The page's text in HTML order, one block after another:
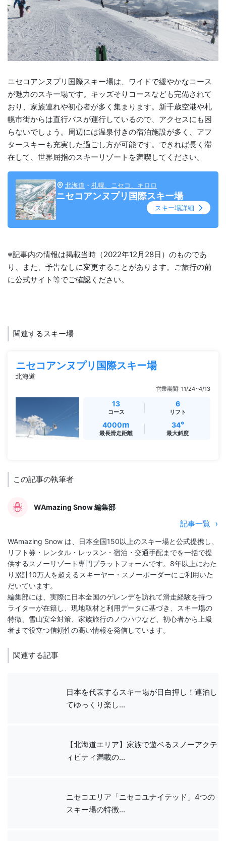
ニセコアンヌプリ国際スキー場は、ワイドで緩やかなコース
が魅力のスキー場です。キッズそりコースなども完備されて
おり、家族連れや初心者が多く集まります。新千歳空港や札
幌市街からは直行バスが運行しているので、アクセスにも困
らないでしょう。周辺には温泉付きの宿泊施設が多く、アフ
タースキーも充実した過ごし方が可能です。できれば長く滞
在して、世界屈指のスキーリゾートを満喫してください。
北海道 ・ 札幌、ニセコ、キロロ
ニセコアンヌプリ国際スキー場
スキー場詳細
※記事内の情報は掲載当時（2022年12月28日）のものであ
り、また、予告なしに変更することがあります。ご旅行の前
に公式サイト等でご確認ください。
関連するスキー場
ニセコアンヌプリ国際スキー場
北海道
営業期間: 11/24~4/13
13
コース
6
リフト
4000m
最長滑走距離
34°
最大斜度
この記事の執筆者
WAmazing Snow 編集部
記事一覧
WAmazing Snow は、日本全国150以上のスキー場と公式提携し、
リフト券・レンタル・レッスン・宿泊・交通手配までを一括で提
供するスノーリゾート専門プラットフォームです。8年以上にわた
り累計10万人を超えるスキーヤー・スノーボーダーにご利用いた
だいています。
編集部には、実際に日本全国のゲレンデを訪れて滑走経験を持つ
ライターが在籍し、現地取材と利用データに基づき、スキー場の
特徴、雪山安全対策、家族旅行のノウハウなど、初心者から上級
関連する記事
日本を代表するスキー場が目白押し！連泊し
てゆっくり楽し...
【北海道エリア】家族で遊ベるスノーアクテ
ィビティ満載の...
ニセコエリア「ニセコユナイテッド」4つの
スキー場の特徴...